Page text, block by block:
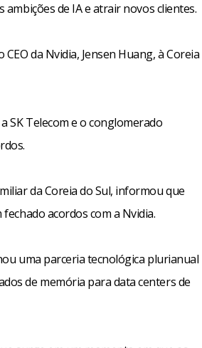
de IA e atrair novos clientes.
da Nvidia, Jensen Huang, à Coreia
SK Telecom e o conglomerado
da Coreia do Sul, informou que
acordos com a Nvidia.
uma parceria tecnológica plurianual
de memória para data centers de